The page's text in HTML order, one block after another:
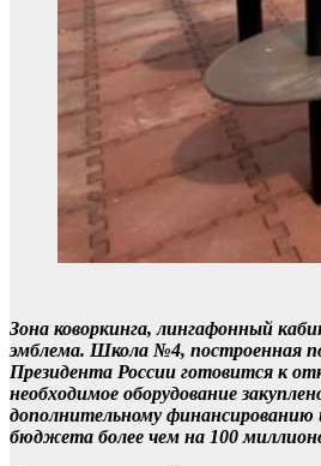
Зона коворкинга, лингафонный
эмблема. Школа №4, построенная
Президента России готовится к
необходимое оборудование
дополнительному финансированию
бюджета более чем на 100